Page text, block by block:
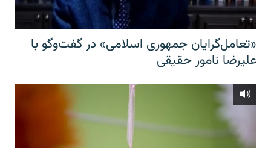
«تعامل‌گرایان جمهوری اسلامی» در گفت‌وگو با
علیرضا نامور حقیقی